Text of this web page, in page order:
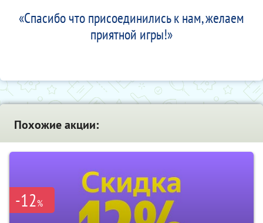
«Спасибо что присоединились к нам, желаем
приятной игры!»
Похожие акции:
-12%